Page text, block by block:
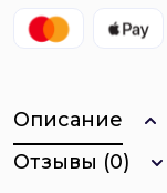
Описание
Отзывы (0)